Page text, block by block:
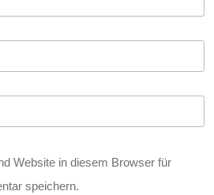
Website in diesem Browser für
speichern.